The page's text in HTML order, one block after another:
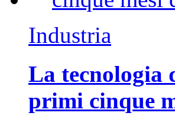
Industria
La tecnologia
primi cinque